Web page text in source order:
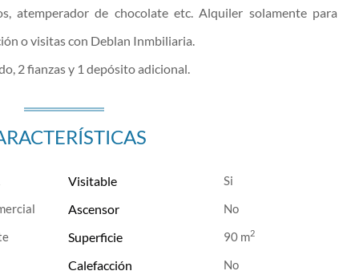
atemperador de chocolate etc. Alquiler solamente para
o visitas con Deblan Inmbiliaria.
2 fianzas y 1 depósito adicional.
Visitable
Ascensor
Superficie 90 m2
Calefacción